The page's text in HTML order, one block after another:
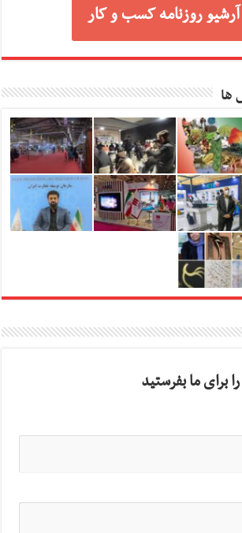
آرشیو روزنامه کسب و کار
ها
برای ما بفرستید